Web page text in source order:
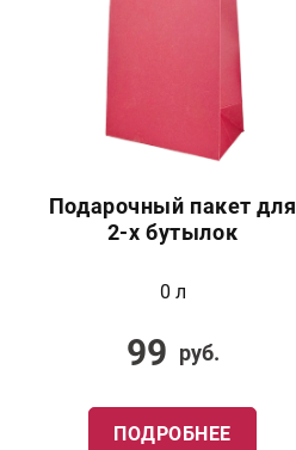
Подарочный пакет для
2-х бутылок
0 л
99 руб.
ПОДРОБНЕЕ